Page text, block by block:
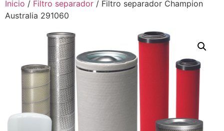
Inicio / Filtro separador / Filtro separador Champion
Australia 291060